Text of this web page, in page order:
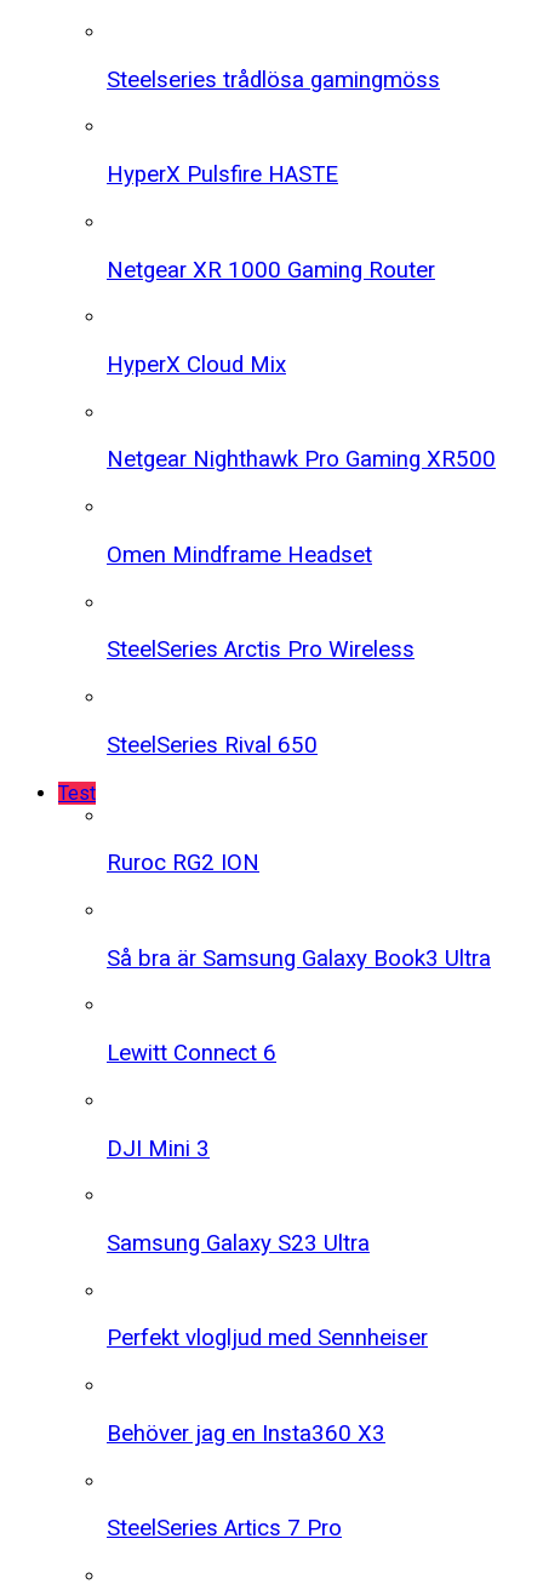
Steelseries trådlösa gamingmöss
HyperX Pulsfire HASTE
Netgear XR 1000 Gaming Router
HyperX Cloud Mix
Netgear Nighthawk Pro Gaming XR500
Omen Mindframe Headset
SteelSeries Arctis Pro Wireless
SteelSeries Rival 650
Test
Ruroc RG2 ION
Så bra är Samsung Galaxy Book3 Ultra
Lewitt Connect 6
DJI Mini 3
Samsung Galaxy S23 Ultra
Perfekt vlogljud med Sennheiser
Behöver jag en Insta360 X3
SteelSeries Artics 7 Pro